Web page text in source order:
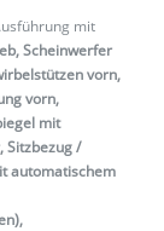
mit
Scheinwerfer
vorn,
vorn,
mit
Sitzbezug /
automatischem